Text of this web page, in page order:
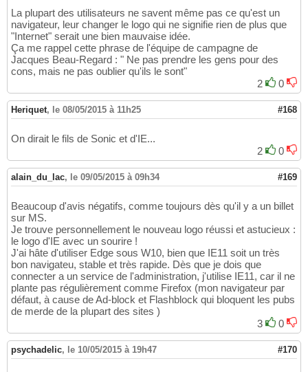
La plupart des utilisateurs ne savent même pas ce qu'est un
navigateur, leur changer le logo qui ne signifie rien de plus que
"Internet" serait une bien mauvaise idée.
Ça me rappel cette phrase de l'équipe de campagne de
Jacques Beau-Regard : " Ne pas prendre les gens pour des
cons, mais ne pas oublier qu'ils le sont"
2
0
Heriquet, le 08/05/2015 à 11h25 #168
On dirait le fils de Sonic et d'IE...
2
0
alain_du_lac, le 09/05/2015 à 09h34 #169
Beaucoup d'avis négatifs, comme toujours dès qu'il y a un billet
sur MS.
Je trouve personnellement le nouveau logo réussi et astucieux :
le logo d'IE avec un sourire !
J'ai hâte d'utiliser Edge sous W10, bien que IE11 soit un très
bon navigateu, stable et très rapide. Dès que je dois que
connecter a un service de l'administration, j'utilise IE11, car il ne
plante pas régulièrement comme Firefox (mon navigateur par
défaut, à cause de Ad-block et Flashblock qui bloquent les pubs
de merde de la plupart des sites )
3
0
psychadelic, le 10/05/2015 à 19h47 #170